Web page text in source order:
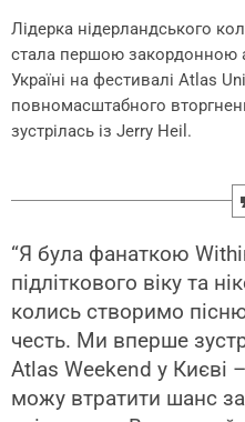
Лідерка нідерландського
стала першою закордонною
Україні на фестивалі Atlas
повномасштабного
зустрілась із Jerry Heil.
“Я була фанаткою
підліткового віку та
колись створимо
честь. Ми вперше
Atlas Weekend у Києві
можу втратити шанс